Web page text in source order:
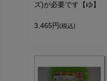
ズ)が必要です【ゆ】
3,465円 (税込)